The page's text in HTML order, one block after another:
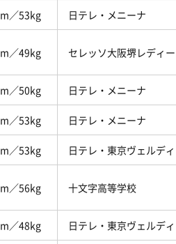
／53kg 日テレ・メニーナ
／49kg セレッソ大阪堺レディ
／50kg 日テレ・メニーナ
／53kg 日テレ・メニーナ
／53kg 日テレ・東京ヴェルデ
／56kg 十文字高等学校
／48kg 日テレ・東京ヴェルデ